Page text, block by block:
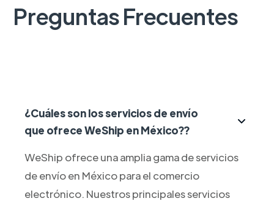
Preguntas Frecuentes
¿Cuáles son los servicios de envío
que ofrece WeShip en México??
WeShip ofrece una amplia gama de servicios
de envío en México para el comercio
electrónico. Nuestros principales servicios